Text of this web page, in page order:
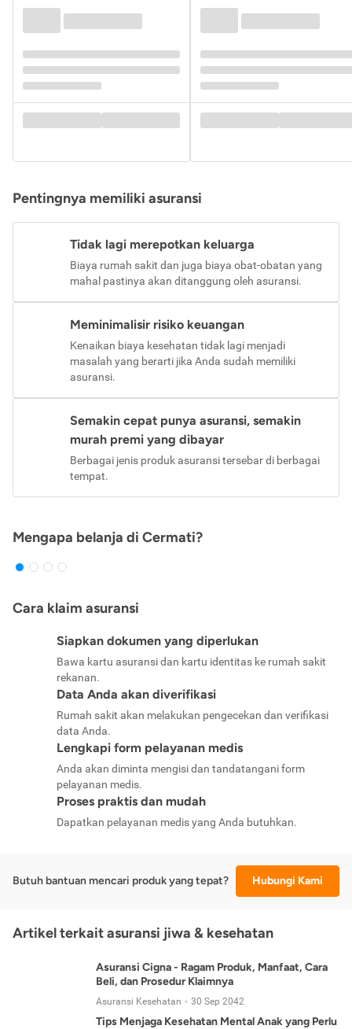
Pentingnya memiliki asuransi
Tidak lagi merepotkan keluarga
Biaya rumah sakit dan juga biaya obat-obatan yang
mahal pastinya akan ditanggung oleh asuransi.
Meminimalisir risiko keuangan
Kenaikan biaya kesehatan tidak lagi menjadi
masalah yang berarti jika Anda sudah memiliki
asuransi.
Semakin cepat punya asuransi, semakin
murah premi yang dibayar
Berbagai jenis produk asuransi tersebar di berbagai
tempat.
Mengapa belanja di Cermati?
Cara klaim asuransi
Siapkan dokumen yang diperlukan
Bawa kartu asuransi dan kartu identitas ke rumah sakit
rekanan.
Data Anda akan diverifikasi
Rumah sakit akan melakukan pengecekan dan verifikasi
data Anda.
Lengkapi form pelayanan medis
Anda akan diminta mengisi dan tandatangani form
pelayanan medis.
Proses praktis dan mudah
Dapatkan pelayanan medis yang Anda butuhkan.
Butuh bantuan mencari produk yang tepat? Hubungi Kami
Artikel terkait asuransi jiwa & kesehatan
Asuransi Cigna - Ragam Produk, Manfaat, Cara
Beli, dan Prosedur Klaimnya
Asuransi Kesehatan 30 Sep 2042
Tips Menjaga Kesehatan Mental Anak yang Perlu